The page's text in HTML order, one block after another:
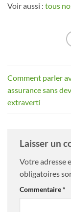
Voir aussi : tous
Comment parler
assurance sans
extraverti
Laisser un
Votre adresse
obligatoires
Commentaire*